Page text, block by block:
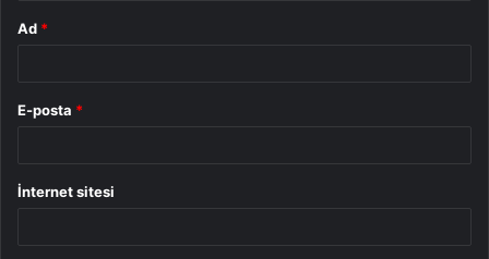
Ad *
E-posta *
İnternet sitesi